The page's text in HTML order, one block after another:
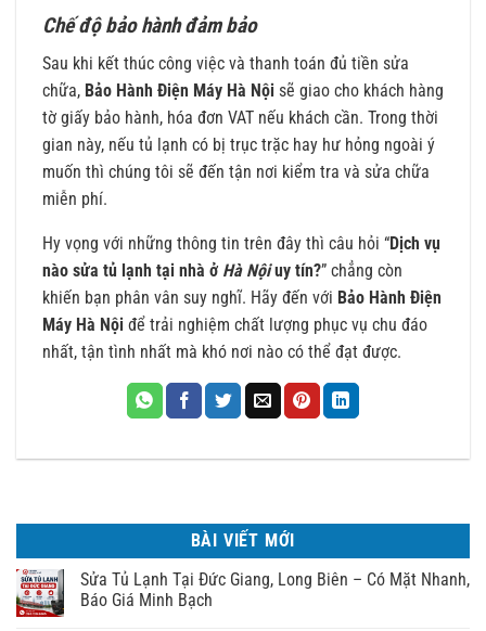
Chế độ bảo hành đảm bảo
Sau khi kết thúc công việc và thanh toán đủ tiền sửa
chữa, Bảo Hành Điện Máy Hà Nội sẽ giao cho khách hàng
tờ giấy bảo hành, hóa đơn VAT nếu khách cần. Trong thời
gian này, nếu tủ lạnh có bị trục trặc hay hư hỏng ngoài ý
muốn thì chúng tôi sẽ đến tận nơi kiểm tra và sửa chữa
miễn phí.
Hy vọng với những thông tin trên đây thì câu hỏi “Dịch vụ
nào sửa tủ lạnh tại nhà ở Hà Nộiuy tín?” chẳng còn
khiến bạn phân vân suy nghĩ. Hãy đến với Bảo Hành Điện
Máy Hà Nội để trải nghiệm chất lượng phục vụ chu đáo
nhất, tận tình nhất mà khó nơi nào có thể đạt được.
BÀI VIẾT MỚI
Sửa Tủ Lạnh Tại Đức Giang, Long Biên – Có Mặt Nhanh,
Báo Giá Minh Bạch